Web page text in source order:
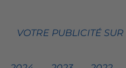
VOTRE PUBLICITÉ